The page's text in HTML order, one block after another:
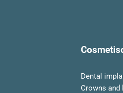
Dental
Crowns and